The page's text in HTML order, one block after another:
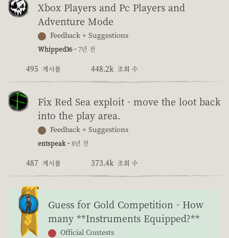
Xbox Players and Pc Players and
Adventure Mode
Feedback + Suggestions
Whipped36 - 7년 전
495 게시물 448.2k 조회 수
Fix Red Sea exploit - move the loot back
into the play area.
Feedback + Suggestions
entspeak - 8년 전
487 게시물 373.4k 조회 수
Guess for Gold Competition - How
many **Instruments Equipped?**
Official Contests